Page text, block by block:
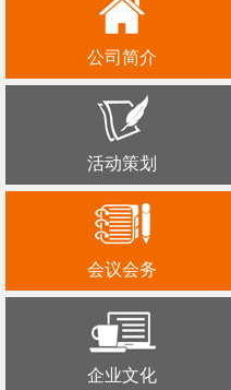
公司简介
活动策划
会议会务
企业文化